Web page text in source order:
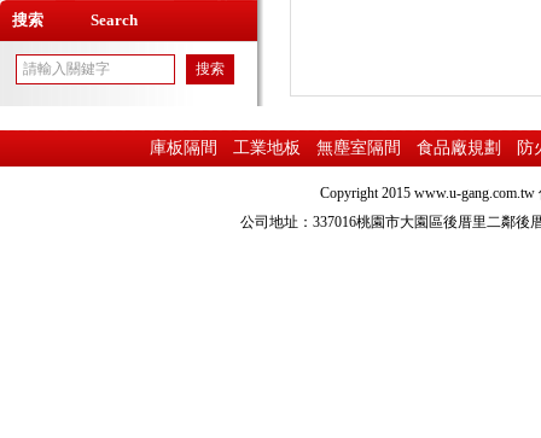
搜索 Search
庫板隔間 工業地板 無塵室隔間 食品廠規劃 防
Copyright 2015 www.u-gang.com.tw
公司地址：337016桃園市大園區後厝里二鄰後